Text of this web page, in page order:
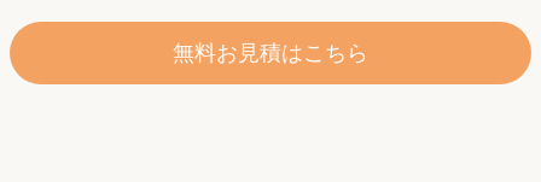
無料お見積はこちら